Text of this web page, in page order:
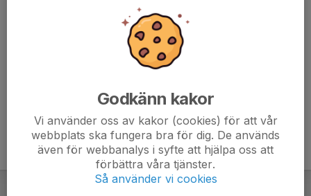
Godkänn kakor
Vi använder oss av kakor (cookies) för att vår
webbplats ska fungera bra för dig. De används
även för webbanalys i syfte att hjälpa oss att
förbättra våra tjänster.
Så använder vi cookies